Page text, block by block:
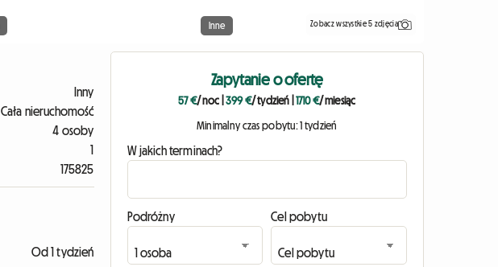
Inne Zobacz wszystkie 5 zdjęcia
Inny
Cała nieruchomość
4 osoby
1
175825
Od 1 tydzień
Zapytanie o ofertę
57 €/ noc |399 €/ tydzień 1710 €/ miesiąc
Minimalny czas pobytu: 1 tydzień
W jakich terminach?
Podróżny Cel pobytu